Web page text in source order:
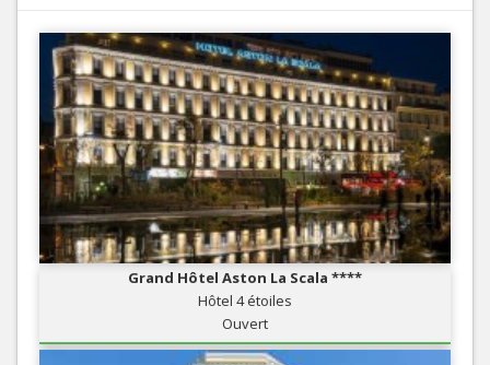
Grand Hôtel Aston La Scala ****
Hôtel 4 étoiles
Ouvert